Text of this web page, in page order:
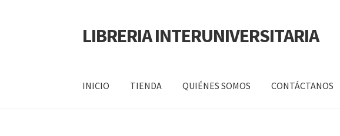
LIBRERIA INTERUNIVERSITARIA
INICIO TIENDA QUIÉNES SOMOS CONTÁCTANOS